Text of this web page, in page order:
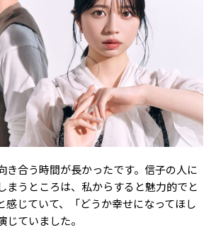
き合う時間が長かったです。信子の人に
まうところは、私からすると魅力的でと
感じていて、「どうか幸せになってほし
じていました。